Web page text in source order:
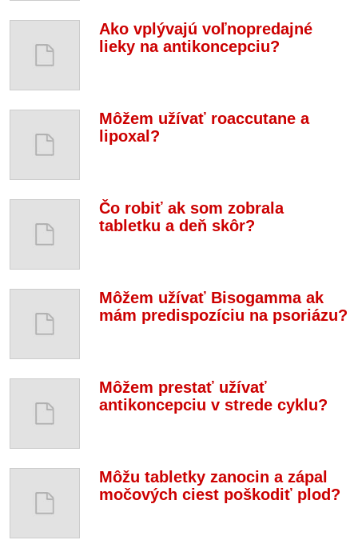
Ako vplývajú voľnopredajné
lieky na antikoncepciu?
Môžem užívať roaccutane a
lipoxal?
Čo robiť ak som zobrala
tabletku a deň skôr?
Môžem užívať Bisogamma ak
mám predispozíciu na psoriázu?
Môžem prestať užívať
antikoncepciu v strede cyklu?
Môžu tabletky zanocin a zápal
močových ciest poškodiť plod?